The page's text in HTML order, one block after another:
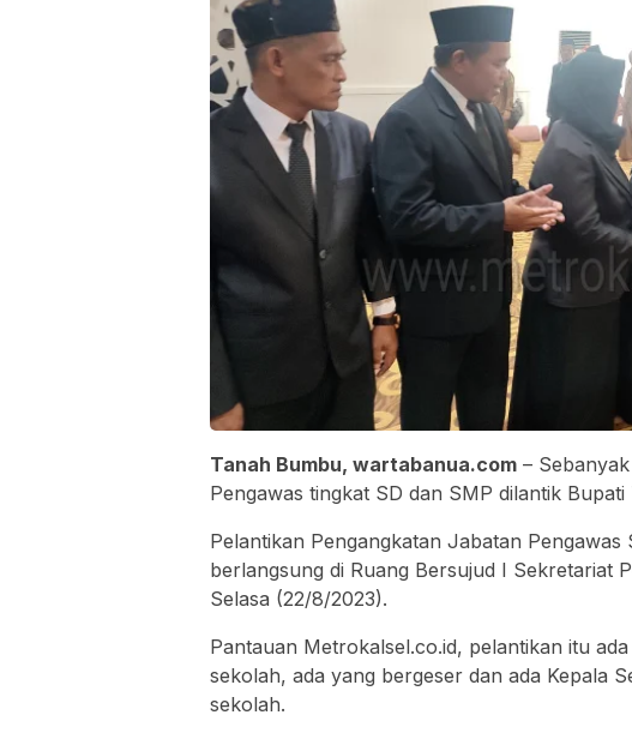
Tanah Bumbu, wartabanua.com –
Pengawas tingkat SD dan SMP dilantik
Pelantikan Pengangkatan Jabatan Pengawas
berlangsung di Ruang Bersujud I Sekretariat
Selasa (22/8/2023).
Pantauan Metrokalsel.co.id, pelantikan itu
sekolah, ada yang bergeser dan ada Kepala
sekolah.